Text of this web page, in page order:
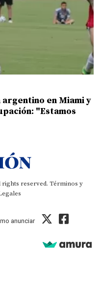
en Miami y
"Estamos
rights reserved. Términos y
anunciar